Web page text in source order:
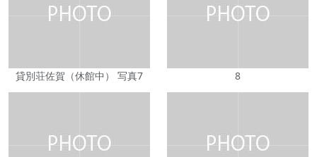
貸別荘佐賀（休館中） 写真7 8